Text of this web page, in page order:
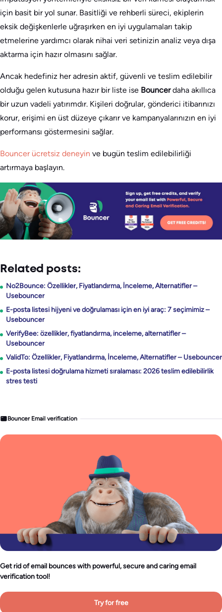
için basit bir yol sunar. Basitliği ve rehberli süreci, ekiplerin
eksik değişkenlerle uğraşırken en iyi uygulamaları takip
etmelerine yardımcı olarak nihai veri setinizin analiz veya dışa
aktarma için hazır olmasını sağlar.
Ancak hedefiniz her adresin aktif, güvenli ve teslim edilebilir
olduğu gelen kutusuna hazır bir liste ise Bouncerdaha akıllıca
bir uzun vadeli yatırımdır. Kişileri doğrular, gönderici itibarınızı
korur, erişimi en üst düzeye çıkarır ve kampanyalarınızın en iyi
performansı göstermesini sağlar.
Bouncer ücretsiz deneyin ve bugün teslim edilebilirliği
artırmaya başlayın.
Related posts:
No2Bounce: Özellikler, Fiyatlandırma, İnceleme, Alternatifler –
Usebouncer
E-posta listesi hijyeni ve doğrulaması için en iyi araç: 7 seçimimiz –
Usebouncer
VerifyBee: özellikler, fiyatlandırma, inceleme, alternatifler –
Usebouncer
ValidTo: Özellikler, Fiyatlandırma, İnceleme, Alternatifler – Usebouncer
E-posta listesi doğrulama hizmeti sıralaması: 2026 teslim edilebilirlik
stres testi
Bouncer Email verification
Get rid of email bounces with powerful, secure and caring email
verification tool!
Try for free